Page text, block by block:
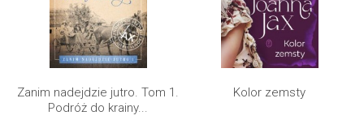
Zanim nadejdzie jutro. Tom 1.
Podróż do krainy...
Kolor zemsty